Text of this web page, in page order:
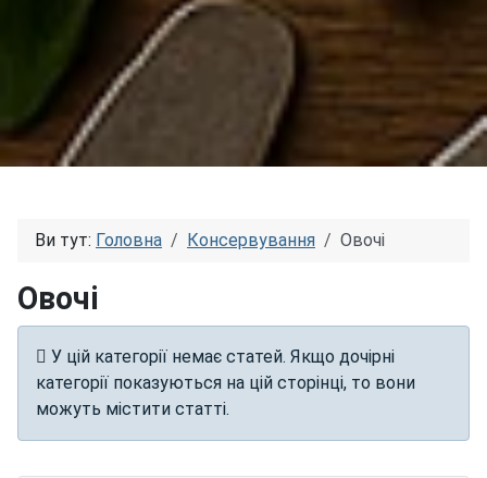
Ви тут: Головна Консервування Овочі
Овочі
Інформація
У цій категорії немає статей. Якщо дочірні
категорії показуються на цій сторінці, то вони
можуть містити статті.